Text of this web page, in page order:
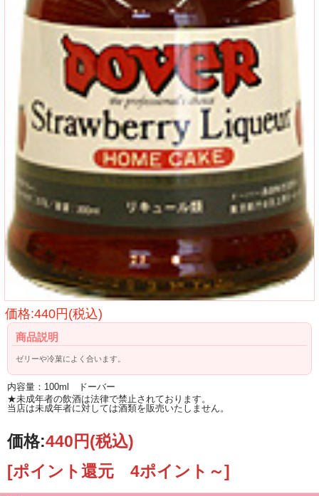
価格:440円(税込)
商品説明
ゼリーや冷菓によく合います。
内容量：100ml ドーバー
★未成年者の飲酒は法律で禁止されております。
当店は未成年者に対しては酒類を販売いたしません。
価格:440円(税込)
[ポイント還元 4ポイント～]